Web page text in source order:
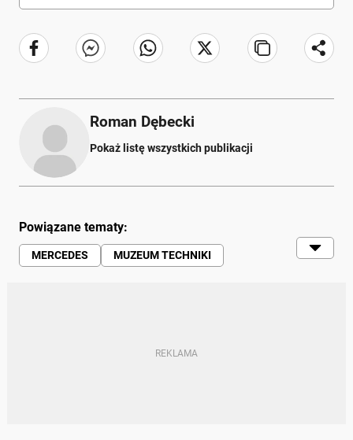
Roman Dębecki
Pokaż listę wszystkich publikacji
Powiązane tematy:
MERCEDES
MUZEUM TECHNIKI